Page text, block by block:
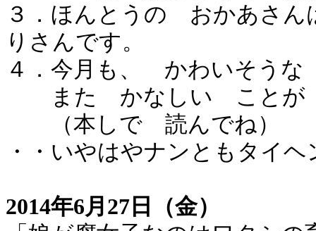
３．ほんとうの おかあさ
りさんです。
４．今月も、 かわいそう
また かなしい ことが
（本しで 読んでね）
・・いやはやナンともタイヘ
2014年6月27日（金）